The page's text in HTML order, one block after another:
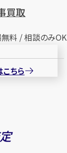
買取
料 / 相談のみOK
ちら